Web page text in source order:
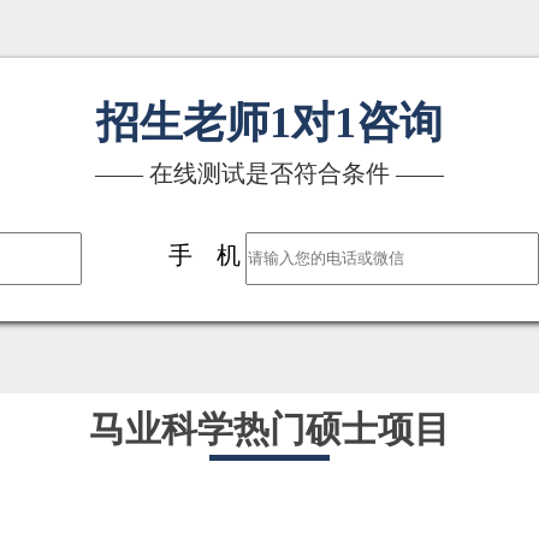
招生老师1对1咨询
—— 在线测试是否符合条件 ——
手 机
马业科学热门硕士项目